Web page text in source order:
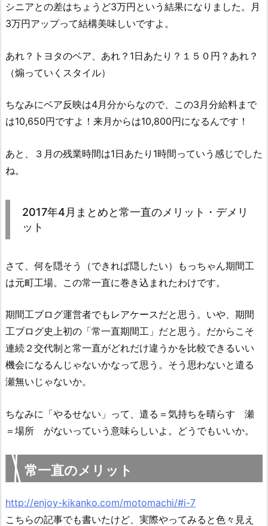
シニアとの差はちょうど3万円という結果になりました。月
3万円アップって結構美味しいですよ。
あれ？トヨタのベア、あれ？1日あたり？１５０円？あれ？
（煽っていくスタイル）
ちなみにベア反映は4月分からなので、この3月分給料まで
は10,650円ですよ！来月からは10,800円になるんです！
あと、３月の残業時間は1日あたり1時間っていう感じでした
ね。
2017年4月まとめと常一直のメリット・デメリ
ット
さて、何を隠そう（できれば隠したい）もっちゃん期間工
は元町工場。この常一直に巻き込まれたわけです。
期間工ブログ運営者でもレアケースだと思う。いや、期間
工ブログ史上初の「常一直期間工」だと思う。だからこそ
連続２交代制と常一直がどれだけ違うかを比較できるいい
機会になるんじゃないかなって思う。そう思わないと遣る
瀬無いじゃないか。
ちなみに「やるせない」って、遣る＝気持ちを晴らす 瀬
＝場所 がないっていう意味らしいよ。どうでもいいか。
常一直のメリット
http://enjoy-kikanko.com/motomachi/#i-7
こちらの記事でも書いたけど、実際やってみると色々見え